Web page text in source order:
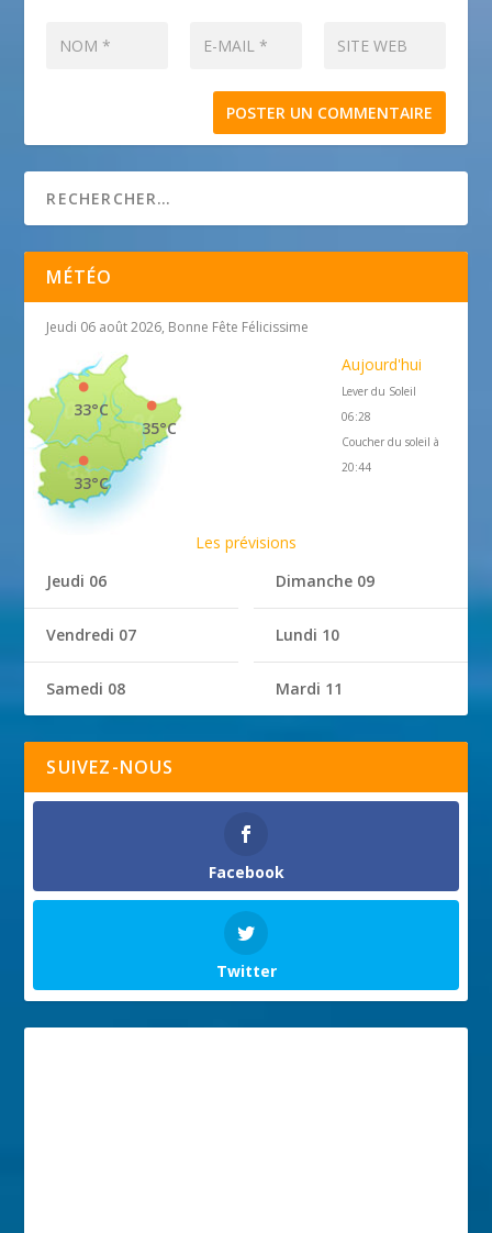
MÉTÉO
Jeudi 06 août 2026, Bonne Fête Félicissime
35°C
33°C
33°C
Aujourd'hui
Lever du Soleil
06:28
Coucher du soleil à
20:44
Les prévisions
Jeudi 06
Vendredi 07
Samedi 08
Dimanche 09
Lundi 10
Mardi 11
SUIVEZ-NOUS
Facebook
Twitter